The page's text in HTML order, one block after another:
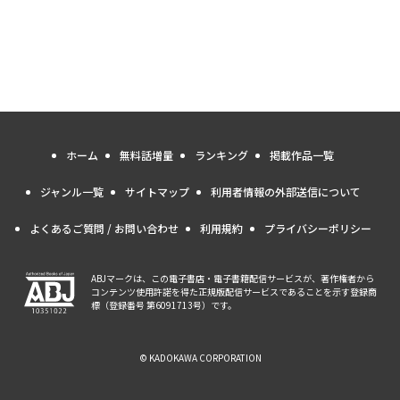
ホーム 無料話増量 ランキング 掲載作品一覧
ジャンル一覧 サイトマップ 利用者情報の外部送信について
よくあるご質問 / お問い合わせ 利用規約 プライバシーポリシー
ABJマークは、この電子書店・電子書籍配信サービスが、著作権者から
コンテンツ使用許諾を得た正規版配信サービスであることを示す登録商
標（登録番号 第6091713号）です。
© KADOKAWA CORPORATION